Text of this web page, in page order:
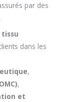
par des
dans les
,
,
et